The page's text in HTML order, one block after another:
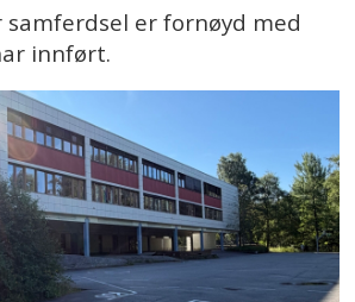
samferdsel er fornøyd med
innført.